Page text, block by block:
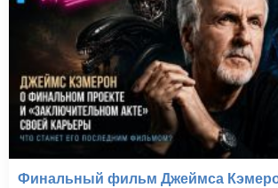
Финальный фильм Джеймса